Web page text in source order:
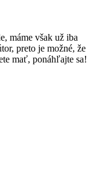
máme však už iba
preto je možné, že
mať, ponáhľajte sa!